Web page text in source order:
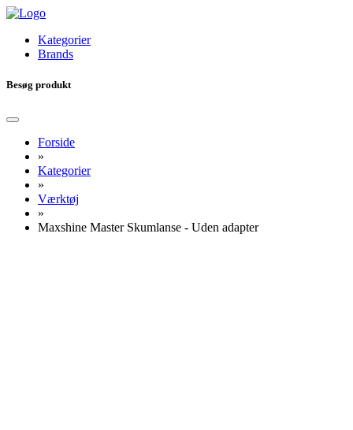
Kategorier
Brands
Besøg produkt
Forside
»
Kategorier
»
Værktøj
»
Maxshine Master Skumlanse - Uden adapter